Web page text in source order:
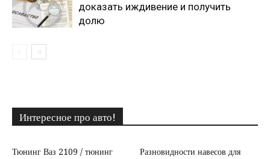
доказать иждивение и получить
долю
Интересное про авто!
Тюнинг Ваз 2109 / тюнинг
Разновидности навесов для